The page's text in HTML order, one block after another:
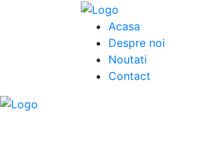
Acasa
Despre noi
Noutati
Contact